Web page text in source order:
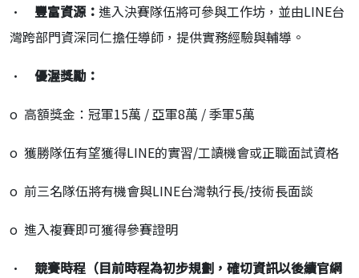
· 豐富資源： 進入決賽隊伍將可參與工作坊，並由LINE台
灣跨部門資深同仁擔任導師，提供實務經驗與輔導。
· 優渥獎勵：
o 高額獎金：冠軍15萬 /亞軍8萬 /季軍5萬
o 獲勝隊伍有望獲得LINE的實習/工讀機會或正職面試資格
o 前三名隊伍將有機會與LINE台灣執行長/技術長面談
o 進入複賽即可獲得參賽證明
· 競賽時程（目前時程為初步規劃，確切資訊以後續官網